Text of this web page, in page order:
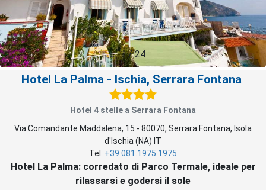
1/24
Hotel La Palma - Ischia, Serrara Fontana
Hotel 4 stelle a Serrara Fontana
Via Comandante Maddalena, 15 - 80070, Serrara Fontana, Isola
d'Ischia (NA) IT
Tel. +39 081.1975.1975
Hotel La Palma: corredato di Parco Termale, ideale per
rilassarsi e godersi il sole